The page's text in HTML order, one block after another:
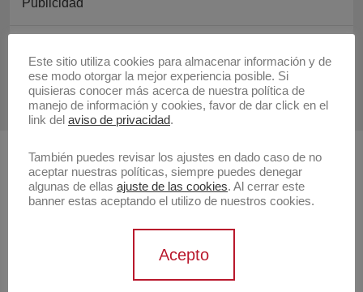
Publicidad
Publicación
siguiente:
In Querétaro… two major painting, installation
exhibitions open at Museo de la Ciudad
Buscar
Buscar
Este sitio utiliza cookies para almacenar información y de
ese modo otorgar la mejor experiencia posible. Si
quisieras conocer más acerca de nuestra política de
manejo de información y cookies, favor de dar click en el
link del aviso de privacidad.
También puedes revisar los ajustes en dado caso de no
aceptar nuestras políticas, siempre puedes denegar
algunas de ellas ajuste de las cookies. Al cerrar este
banner estas aceptando el utilizo de nuestros cookies.
Acepto